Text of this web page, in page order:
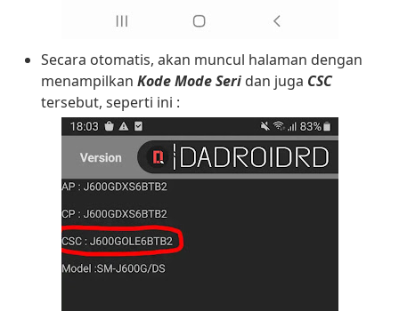
Secara otomatis, akan muncul halaman dengan
menampilkan Kode Mode Seri dan juga CSC
tersebut, seperti ini :